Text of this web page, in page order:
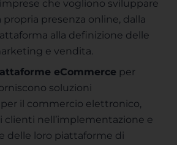
che vogliono sviluppare
propria presenza online, dalla
alla definizione delle
e vendita.
eCommerce per
soluzioni
il commercio elettronico,
clienti nell’implementazione e
delle loro piattaforme di